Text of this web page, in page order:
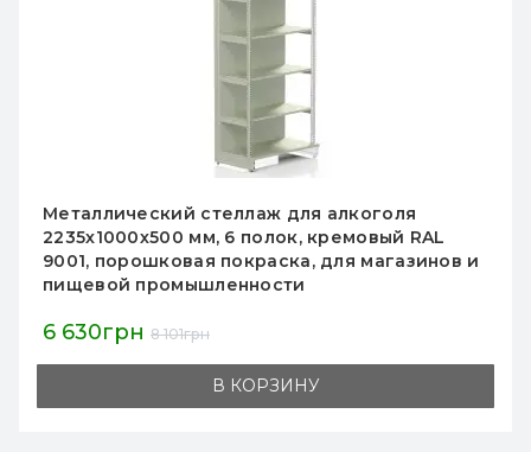
Металлический стеллаж для алкоголя
2235х1000х500 мм, 6 полок, кремовый RAL
9001, порошковая покраска, для магазинов и
пищевой промышленности
6 630грн 8 101грн
В КОРЗИНУ